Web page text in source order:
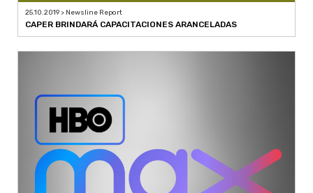
25.10.2019 > Newsline Report
CAPER BRINDARÁ CAPACITACIONES ARANCELADAS